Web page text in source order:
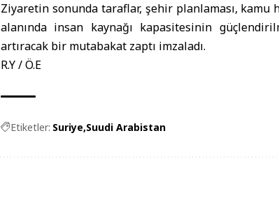
Ziyaretin sonunda taraflar, şehir planlaması,
alanında insan kaynağı kapasitesinin
artıracak bir mutabakat zaptı imzaladı.
R.Y / Ö.E
Etiketler: Suriye Suudi Arabistan